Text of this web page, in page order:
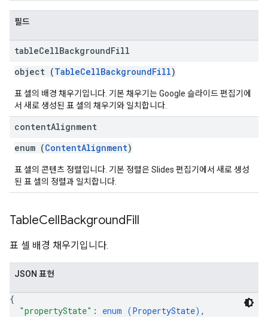
필드
tableCellBackgroundFill
object (TableCellBackgroundFill)
표 셀의 배경 채우기입니다. 기본 채우기는 Google 슬라이드 편집기에
서 새로 생성된 표 셀의 채우기와 일치합니다.
contentAlignment
enum (ContentAlignment)
표 셀의 콘텐츠 정렬입니다. 기본 정렬은 Slides 편집기에서 새로 생성
된 표 셀의 정렬과 일치합니다.
TableCellBackgroundFill
표 셀 배경 채우기입니다.
JSON 표현
{
"propertyState" : enum (PropertyState) ,